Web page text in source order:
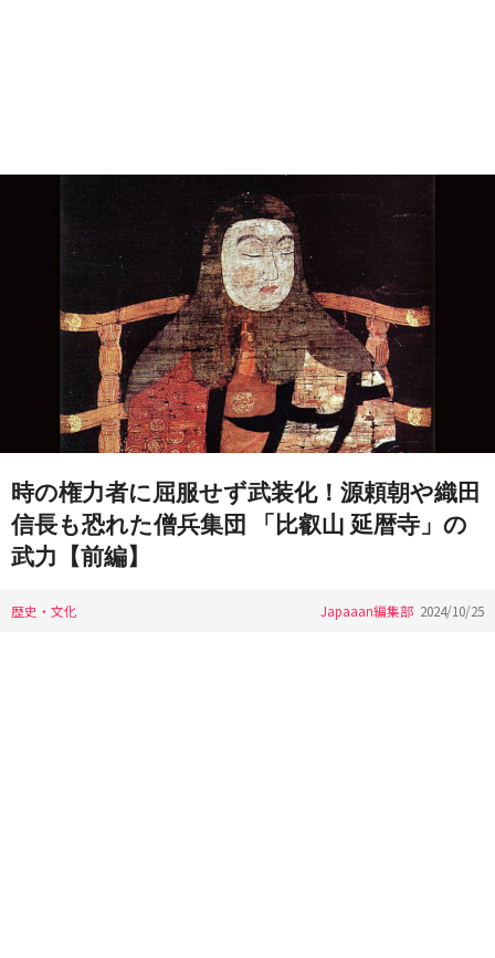
時の権力者に屈服せず武装化！源頼朝や織田
信長も恐れた僧兵集団 「比叡山 延暦寺」の
武力【前編】
歴史・文化 Japaaan編集部 2024/10/25